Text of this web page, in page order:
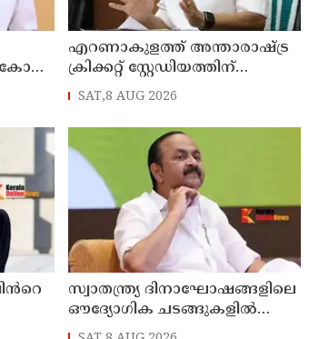
എറണാകുളത്ത് അന്താരാഷ്ട്ര
ക്രിക്കറ്റ് സ്റ്റേഡിയത്തിന്
സംസ്ഥാന സർക്കാരിന്റെ
SAT,8 AUG 2026
സ്വാതന്ത്ര്യ ദിനാഘോഷങ്ങളിലെ
ഔദ്യോഗിക ചടങ്ങുകളിൽ
'വന്ദേ മാതരം'